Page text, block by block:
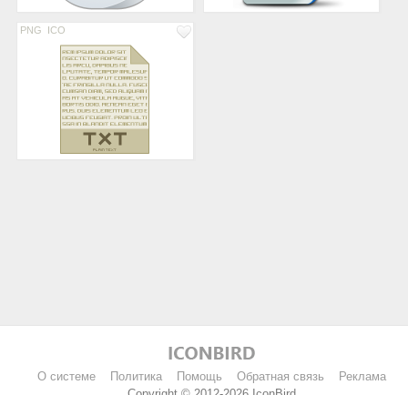
PNG ICO
О системе Политика Помощь Обратная связь
Реклама